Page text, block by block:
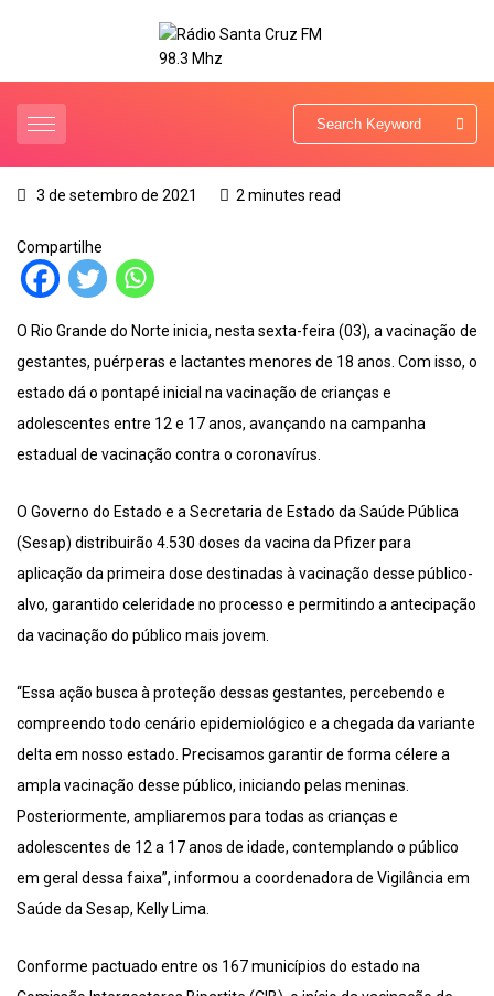
3 de setembro de 2021 2 minutes read
Compartilhe
O Rio Grande do Norte inicia, nesta sexta-feira (03), a vacinação de
gestantes, puérperas e lactantes menores de 18 anos. Com isso, o
estado dá o pontapé inicial na vacinação de crianças e
adolescentes entre 12 e 17 anos, avançando na campanha
estadual de vacinação contra o coronavírus.
O Governo do Estado e a Secretaria de Estado da Saúde Pública
(Sesap) distribuirão 4.530 doses da vacina da Pfizer para
aplicação da primeira dose destinadas à vacinação desse público-
alvo, garantido celeridade no processo e permitindo a antecipação
da vacinação do público mais jovem.
“Essa ação busca à proteção dessas gestantes, percebendo e
compreendo todo cenário epidemiológico e a chegada da variante
delta em nosso estado. Precisamos garantir de forma célere a
ampla vacinação desse público, iniciando pelas meninas.
Posteriormente, ampliaremos para todas as crianças e
adolescentes de 12 a 17 anos de idade, contemplando o público
em geral dessa faixa”, informou a coordenadora de Vigilância em
Saúde da Sesap, Kelly Lima.
Conforme pactuado entre os 167 municípios do estado na